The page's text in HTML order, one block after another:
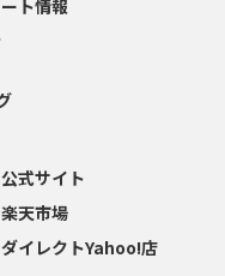
ト情報
式サイト
天市場
イレクトYahoo!店